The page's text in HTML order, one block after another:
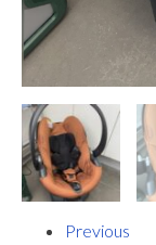
Previous